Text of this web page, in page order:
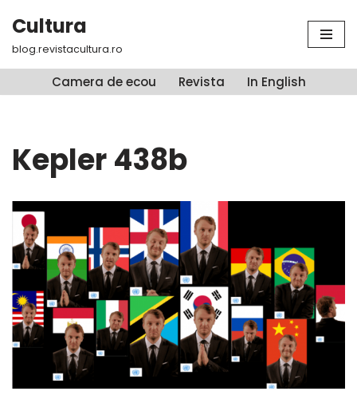
Sari
conținut
Cultura
blog.revistacultura.ro
Camera de ecou Revista In English
Kepler 438b